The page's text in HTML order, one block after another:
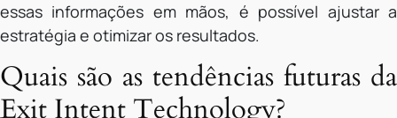
essas informações em mãos, é possível ajustar a
estratégia e otimizar os resultados.
Quais são as tendências futuras da
Exit Intent Technology?